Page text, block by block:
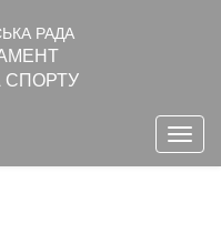
РАДА
СПОРТУ